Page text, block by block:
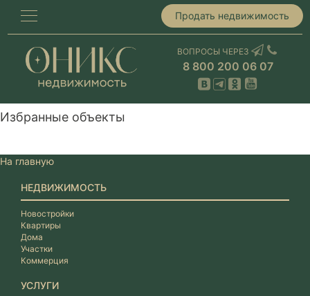
Продать недвижимость
ВОПРОСЫ ЧЕРЕЗ
8 800 200 06 07
Избранные объекты
На главную
НЕДВИЖИМОСТЬ
Новостройки
Квартиры
Дома
Участки
Коммерция
УСЛУГИ